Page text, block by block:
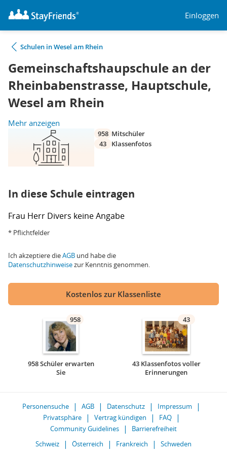
Einloggen
Schulen in Wesel am Rhein
Gemeinschaftshaupschule an der
Rheinbabenstrasse, Hauptschule,
Wesel am Rhein
Mehr anzeigen
958 Mitschüler
43
Klassenfotos
In diese Schule eintragen
Frau Herr Divers keine Angabe
* Pflichtfelder
Ich akzeptiere dieAGB und habe die
Datenschutzhinweisezur Kenntnis genommen.
Kostenlos zur Klassenliste
958
958 Schüler erwarten
Sie
43
43 Klassenfotos voller
Erinnerungen
Personensuche AGB Datenschutz
Impressum
Privatsphäre
Vertrag kündigen
FAQ
Community Guidelines
Barrierefreiheit
Schweiz
Österreich Frankreich Schweden